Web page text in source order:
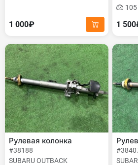
1 000₽ 1
Рулевая колонка
#38188
SUBARU OUTBACK